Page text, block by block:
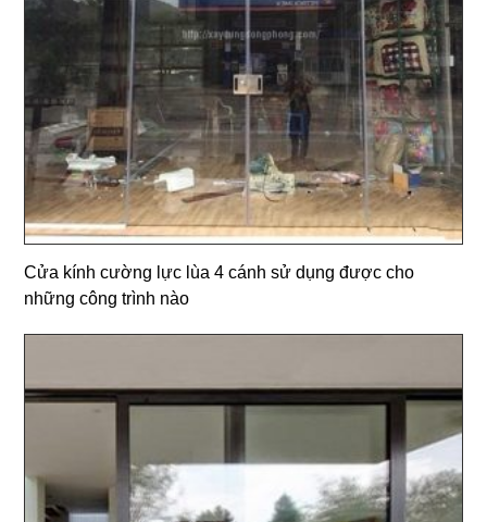
Cửa kính cường lực lùa 4 cánh sử dụng được cho
những công trình nào